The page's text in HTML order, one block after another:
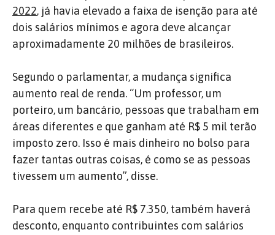
2022, já havia elevado a faixa de isenção para até
dois salários mínimos e agora deve alcançar
aproximadamente 20 milhões de brasileiros.
Segundo o parlamentar, a mudança significa
aumento real de renda. “Um professor, um
porteiro, um bancário, pessoas que trabalham em
áreas diferentes e que ganham até R$ 5 mil terão
imposto zero. Isso é mais dinheiro no bolso para
fazer tantas outras coisas, é como se as pessoas
tivessem um aumento”, disse.
Para quem recebe até R$ 7.350, também haverá
desconto, enquanto contribuintes com salários